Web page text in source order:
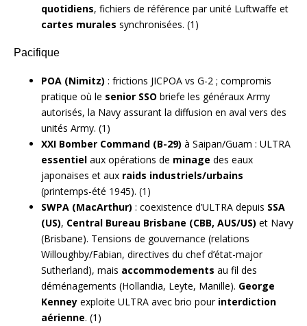
quotidiens, fichiers de référence par unité Luftwaffe et
cartes murales synchronisées. (1)
Pacifique
POA (Nimitz) : frictions JICPOA vs G-2 ; compromis
pratique où le senior SSO briefe les généraux Army
autorisés, la Navy assurant la diffusion en aval vers des
unités Army. (1)
XXI Bomber Command (B-29) à Saipan/Guam : ULTRA
essentiel aux opérations de minage des eaux
japonaises et aux raids industriels/urbains
(printemps-été 1945). (1)
SWPA (MacArthur) : coexistence d’ULTRA depuis SSA
(US), Central Bureau Brisbane (CBB, AUS/US) et Navy
(Brisbane). Tensions de gouvernance (relations
Willoughby/Fabian, directives du chef d’état-major
Sutherland), mais accommodements au fil des
déménagements (Hollandia, Leyte, Manille). George
Kenney exploite ULTRA avec brio pour interdiction
aérienne. (1)